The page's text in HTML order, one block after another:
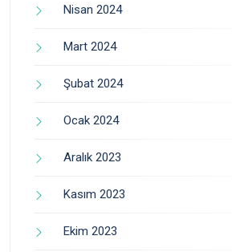
Nisan 2024
Mart 2024
Şubat 2024
Ocak 2024
Aralık 2023
Kasım 2023
Ekim 2023